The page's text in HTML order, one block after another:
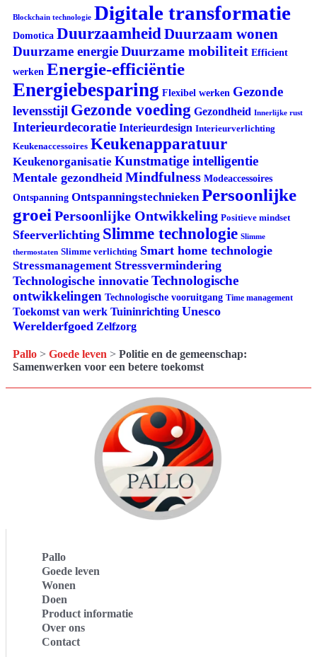
Blockchain technologie Digitale transformatie
Domotica Duurzaamheid Duurzaam wonen
Duurzame energieDuurzame mobiliteit Efficient
werken Energie-efficiëntie
Energiebesparing Flexibel werken Gezonde
levensstijl Gezonde voeding Gezondheid Innerlijke rust
Interieurdecoratie Interieurdesign Interieurverlichting
Keukenaccessoires Keukenapparatuur
Keukenorganisatie Kunstmatige intelligentie
Mentale gezondheid Mindfulness Modeaccessoires
Ontspanning Ontspanningstechnieken Persoonlijke
groei Persoonlijke Ontwikkeling Positieve mindset
Sfeerverlichting Slimme technologie Slimme
thermostaten Slimme verlichting Smart home technologie
Stressmanagement Stressvermindering
Technologische innovatie Technologische
ontwikkelingen Technologische vooruitgang Time management
Toekomst van werk Tuininrichting Unesco
Werelderfgoed Zelfzorg
Pallo > Goede leven > Politie en de gemeenschap:
Samenwerken voor een betere toekomst
Pallo
Goede leven
Wonen
Doen
Product informatie
Over ons
Contact